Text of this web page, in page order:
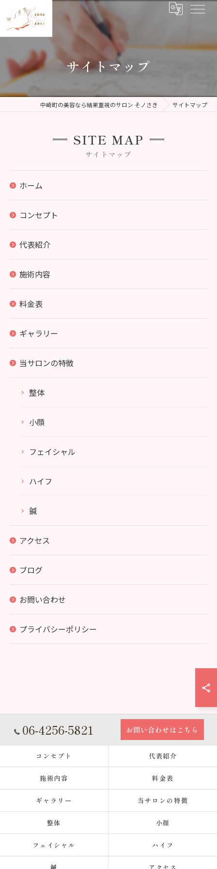
サイトマップ
中崎町の美容なら結果重視のサロン そノさき サイトマップ
サイトマップ
SITE MAP
ホーム
コンセプト
代表紹介
施術内容
料金表
ギャラリー
当サロンの特徴
整体
小顔
フェイシャル
ハイフ
鍼
アクセス
ブログ
お問い合わせ
プライバシーポリシー
06-4256-5821 お問い合わせはこちら
コンセプト 代表紹介
施術内容 料金表
ギャラリー 当サロンの特徴
整体 小顔
フェイシャル ハイフ